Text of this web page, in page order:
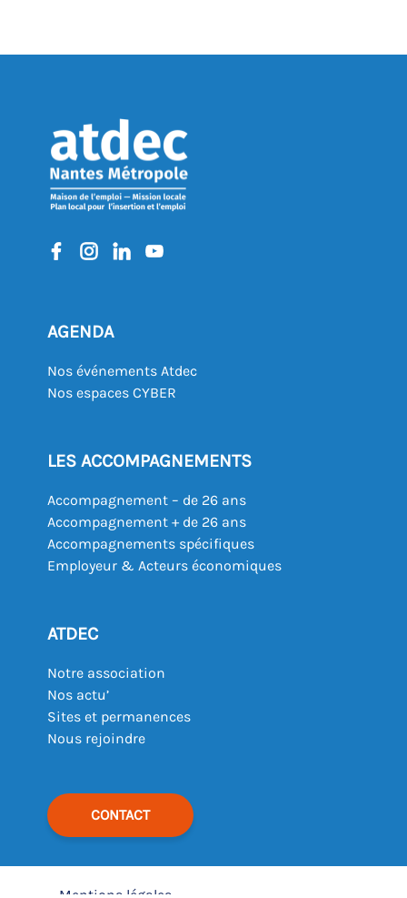
AGENDA
Nos événements Atdec
Nos espaces CYBER
LES ACCOMPAGNEMENTS
Accompagnement – de 26 ans
Accompagnement + de 26 ans
Accompagnements spécifiques
Employeur & Acteurs économiques
ATDEC
Notre association
Nos actu’
Sites et permanences
Nous rejoindre
CONTACT